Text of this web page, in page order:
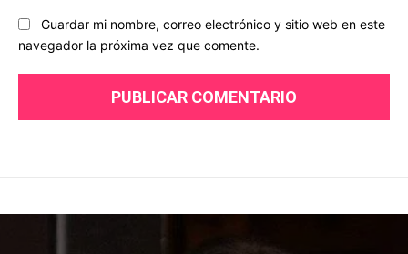
Guardar mi nombre, correo electrónico y sitio web en este
navegador la próxima vez que comente.